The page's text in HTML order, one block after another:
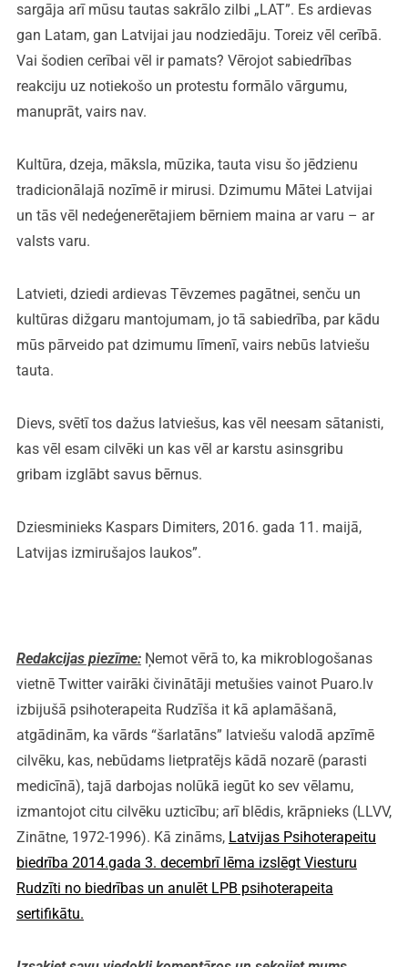
sargāja arī mūsu tautas sakrālo zilbi „LAT”. Es ardievas
gan Latam, gan Latvijai jau nodziedāju. Toreiz vēl cerībā.
Vai šodien cerībai vēl ir pamats? Vērojot sabiedrības
reakciju uz notiekošo un protestu formālo vārgumu,
manuprāt, vairs nav.
Kultūra, dzeja, māksla, mūzika, tauta visu šo jēdzienu
tradicionālajā nozīmē ir mirusi. Dzimumu Mātei Latvijai
un tās vēl nedeģenerētajiem bērniem maina ar varu – ar
valsts varu.
Latvieti, dziedi ardievas Tēvzemes pagātnei, senču un
kultūras dižgaru mantojumam, jo tā sabiedrība, par kādu
mūs pārveido pat dzimumu līmenī, vairs nebūs latviešu
tauta.
Dievs, svētī tos dažus latviešus, kas vēl neesam sātanisti,
kas vēl esam cilvēki un kas vēl ar karstu asinsgribu
gribam izglābt savus bērnus.
Dziesminieks Kaspars Dimiters, 2016. gada 11. maijā,
Latvijas izmirušajos laukos”.
Redakcijas piezīme:Ņemot vērā to, ka mikroblogošanas
vietnē Twitter vairāki čivinātāji metušies vainot Puaro.lv
izbijušā psihoterapeita Rudzīša it kā aplamāšanā,
atgādinām, ka vārds “šarlatāns” latviešu valodā apzīmē
cilvēku, kas, nebūdams lietpratējs kādā nozarē (parasti
medicīnā), tajā darbojas nolūkā iegūt ko sev vēlamu,
izmantojot citu cilvēku uzticību; arī blēdis, krāpnieks (LLVV,
Zinātne, 1972-1996). Kā zināms, Latvijas Psihoterapeitu
biedrība 2014.gada 3. decembrī lēma izslēgt Viesturu
Rudzīti no biedrības un anulēt LPB psihoterapeita
sertifikātu.